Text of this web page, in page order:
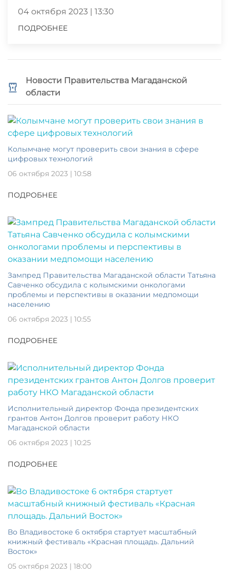
04 октября 2023 | 13:30
ПОДРОБНЕЕ
Новости Правительства Магаданской
области
Колымчане могут проверить свои знания в сфере
цифровых технологий
06 октября 2023 | 10:58
ПОДРОБНЕЕ
Зампред Правительства Магаданской области Татьяна
Савченко обсудила с колымскими онкологами
проблемы и перспективы в оказании медпомощи
населению
06 октября 2023 | 10:55
ПОДРОБНЕЕ
Исполнительный директор Фонда президентских
грантов Антон Долгов проверит работу НКО
Магаданской области
06 октября 2023 | 10:25
ПОДРОБНЕЕ
Во Владивостоке 6 октября стартует масштабный
книжный фестиваль «Красная площадь. Дальний
Восток»
05 октября 2023 | 18:00